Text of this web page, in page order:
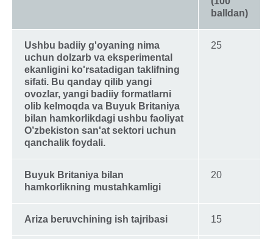
balldan)
Ushbu badiiy g'oyaning nima
uchun dolzarb va eksperimental
ekanligini ko'rsatadigan taklifning
sifati. Bu qanday qilib yangi
ovozlar, yangi badiiy formatlarni
olib kelmoqda va Buyuk Britaniya
bilan hamkorlikdagi ushbu faoliyat
O’zbekiston san'at sektori uchun
qanchalik foydali.
25
Buyuk Britaniya bilan
hamkorlikning mustahkamligi
20
Ariza beruvchining ish tajribasi 15